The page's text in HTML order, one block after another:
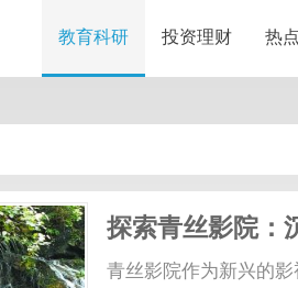
教育科研 投资理财 热
探索青丝影院：
青丝影院作为新兴的